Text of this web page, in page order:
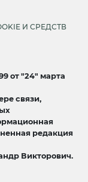
И СРЕДСТВ
от "24" марта
связи,
редакция
Викторович.